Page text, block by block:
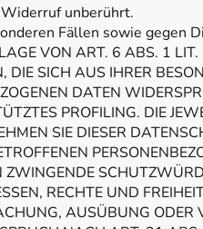
unberührt.
Fällen sowie gegen
VON ART. 6 ABS. 1 LIT.
SICH AUS IHRER
DATEN
PROFILING. DIE
SIE DIESER
RECHTE UND
AUSÜBUNG ODER